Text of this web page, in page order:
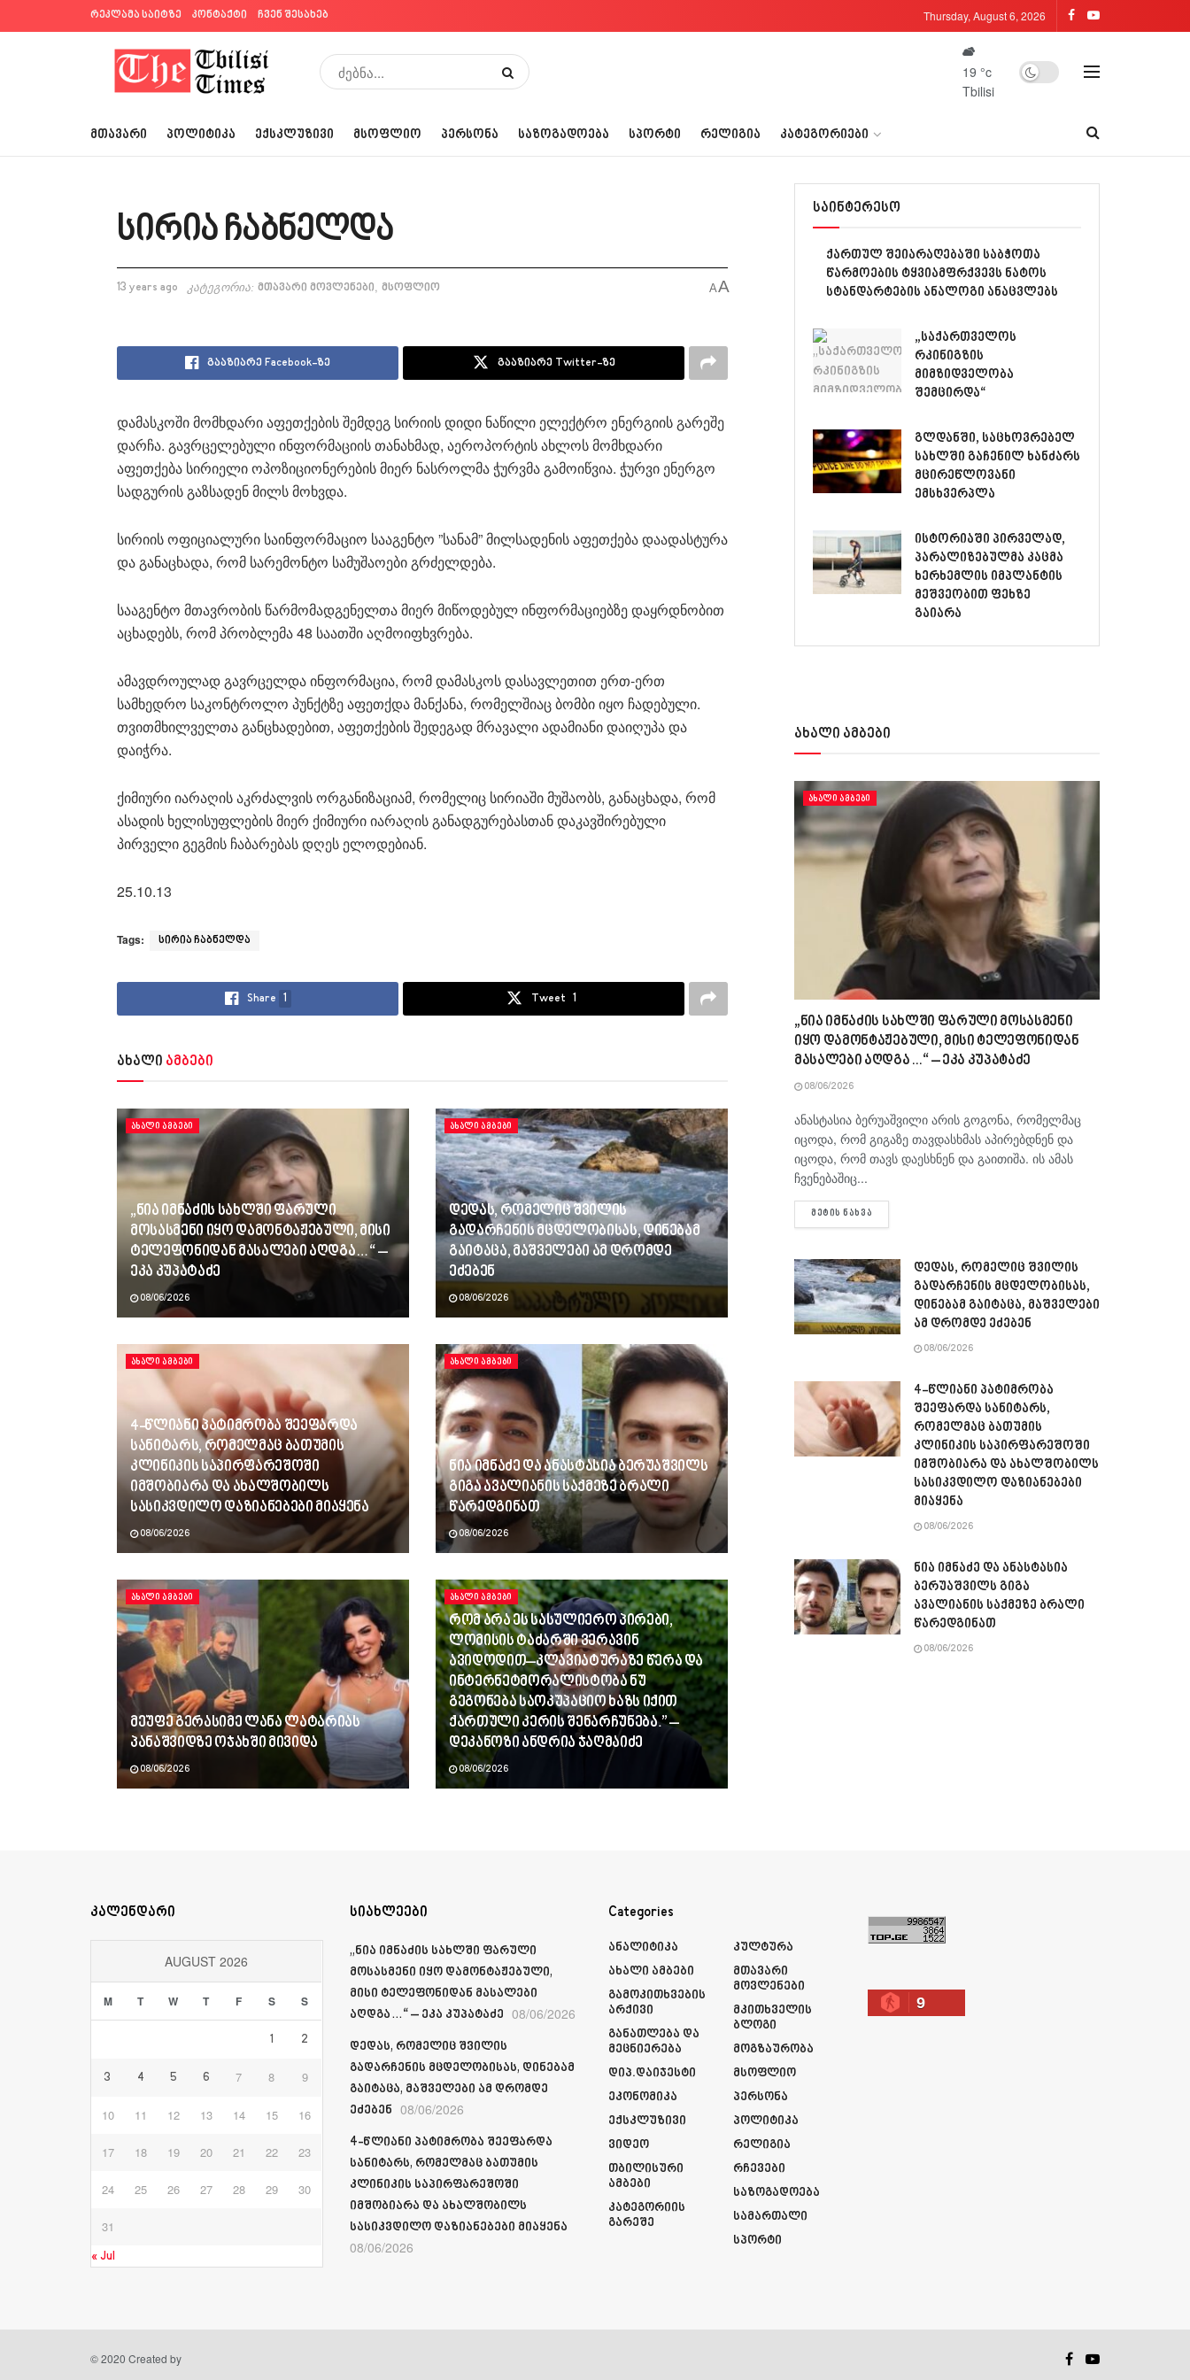
რეკლამა საიტზე კონტაქტი ჩვენ შესახებ Thursday, August 6, 2026
19 °c
Tbilisi
ᲛᲗᲐᲕᲐᲠᲘ ᲞᲝᲚᲘᲢᲘᲙᲐ ᲔᲥᲡᲙᲚᲣᲖᲘᲕᲘ ᲛᲡᲝᲤᲚᲘᲝ ᲞᲔᲠᲡᲝᲜᲐ ᲡᲐᲖᲝᲒᲐᲓᲝᲔᲑᲐ ᲡᲞᲝᲠᲢᲘ ᲠᲔᲚᲘᲒᲘᲐ ᲙᲐᲢᲔᲒᲝᲠᲘᲔᲑᲘ
სირია ჩაბნელდა
13 years ago კატეგორია: მთავარი მოვლენები, მსოფლიო AA
გააზიარე Facebook-ზე გააზიარე Twitter-ზე
დამასკოში მომხდარი აფეთქების შემდეგ სირიის დიდი ნაწილი ელექტრო ენერგიის გარეშე
დარჩა. გავრცელებული ინფორმაციის თანახმად, აეროპორტის ახლოს მომხდარი
აფეთქება სირიელი ოპოზიციონერების მიერ ნასროლმა ჭურვმა გამოიწვია. ჭურვი ენერგო
სადგურის გაზსადენ მილს მოხვდა.
სირიის ოფიციალური საინფორმაციო სააგენტო ”სანამ” მილსადენის აფეთქება დაადასტურა
და განაცხადა, რომ სარემონტო სამუშაოები გრძელდება.
სააგენტო მთავრობის წარმომადგენელთა მიერ მიწოდებულ ინფორმაციებზე დაყრდნობით
აცხადებს, რომ პრობლემა 48 საათში აღმოიფხვრება.
ამავდროულად გავრცელდა ინფორმაცია, რომ დამასკოს დასავლეთით ერთ-ერთ
სამხედრო საკონტროლო პუნქტზე აფეთქდა მანქანა, რომელშიაც ბომბი იყო ჩადებული.
თვითმხილველთა განცხადებით, აფეთქების შედეგად მრავალი ადამიანი დაიღუპა და
დაიჭრა.
ქიმიური იარაღის აკრძალვის ორგანიზაციამ, რომელიც სირიაში მუშაობს, განაცხადა, რომ
ასადის ხელისუფლების მიერ ქიმიური იარაღის განადგურებასთან დაკავშირებული
პირველი გეგმის ჩაბარებას დღეს ელოდებიან.
25.10.13
Tags: სირია ჩაბნელდა
Share 1 Tweet 1
ახალი ამბები
ᲐᲮᲐᲚᲘ ᲐᲛᲑᲔᲑᲘ
„ნია იმნაძის სახლში ფარული
მოსასმენი იყო დამონტაჟებული, მისი
ტელეფონიდან მასალები აღდგა…“ –
ეკა კუპატაძე
08/06/2026
ᲐᲮᲐᲚᲘ ᲐᲛᲑᲔᲑᲘ
დედას, რომელიც შვილის
გადარჩენის მცდელობისას, დინებამ
გაიტაცა, მაშველები ამ დრომდე
ეძებენ
08/06/2026
ᲐᲮᲐᲚᲘ ᲐᲛᲑᲔᲑᲘ
4-წლიანი პატიმრობა შეეფარდა
სანიტარს, რომელმაც ბათუმის
კლინიკის საპირფარეშოში
იმშობიარა და ახალშობილს
სასიკვდილო დაზიანებები მიაყენა
08/06/2026
ᲐᲮᲐᲚᲘ ᲐᲛᲑᲔᲑᲘ
ნია იმნაძე და ანასტასია ბერუაშვილს
გიგა ავალიანის საქმეზე ბრალი
წარედგინათ
08/06/2026
ᲐᲮᲐᲚᲘ ᲐᲛᲑᲔᲑᲘ
მეუფე გერასიმე ლანა ლატარიას
პანაშვიდზე ოჯახში მივიდა
08/06/2026
ᲐᲮᲐᲚᲘ ᲐᲛᲑᲔᲑᲘ
რომ არა ეს სასულიერო პირები,
ლომისის ტაძარში ვერავინ
ავიდოდით–კლავიატურაზე წერა და
ინტერნეტმორალისტობა ნუ
გეგონება საოკუპაციო ხაზს იქით
ქართული კერის შენარჩუნება.” –
დეკანოზი ანდრია ჯაღმაიძე
08/06/2026
საინტერესო
ქართულ შეიარაღებაში საბჭოთა
წარმოების ტყვიამფრქვევს ნატოს
სტანდარტების ანალოგი ანაცვლებს
„საქართველოს
რკინიგზის
მიმზიდველობა
შემცირდა“
გლდანში, საცხოვრებელ
სახლში გაჩენილ ხანძარს
მცირეწლოვანი
ემსხვერპლა
ისტორიაში პირველად,
პარალიზებულმა კაცმა
ხერხემლის იმპლანტის
მეშვეობით ფეხზე
გაიარა
ახალი ამბები
ᲐᲮᲐᲚᲘ ᲐᲛᲑᲔᲑᲘ
„ნია იმნაძის სახლში ფარული მოსასმენი
იყო დამონტაჟებული, მისი ტელეფონიდან
მასალები აღდგა…“ – ეკა კუპატაძე
08/06/2026
ანასტასია ბერუაშვილი არის გოგონა, რომელმაც
იცოდა, რომ გიგაზე თავდასხმას აპირებდნენ და
იცოდა, რომ თავს დაესხნენ და გაითიშა. ის ამას
ჩვენებაშიც...
ᲛᲔᲢᲘᲡ ᲜᲐᲮᲕᲐ
დედას, რომელიც შვილის
გადარჩენის მცდელობისას,
დინებამ გაიტაცა, მაშველები
ამ დრომდე ეძებენ
08/06/2026
4-წლიანი პატიმრობა
შეეფარდა სანიტარს,
რომელმაც ბათუმის
კლინიკის საპირფარეშოში
იმშობიარა და ახალშობილს
სასიკვდილო დაზიანებები
მიაყენა
08/06/2026
ნია იმნაძე და ანასტასია
ბერუაშვილს გიგა
ავალიანის საქმეზე ბრალი
წარედგინათ
08/06/2026
კალენდარი
AUGUST 2026
M T W T F S S
1 2
3 4 5 6 7 8 9
10 11 12 13 14 15 16
17 18 19 20 21 22 23
24 25 26 27 28 29 30
31
« Jul
სიახლეები
„ნია იმნაძის სახლში ფარული
მოსასმენი იყო დამონტაჟებული,
მისი ტელეფონიდან მასალები
აღდგა…“ – ეკა კუპატაძე 08/06/2026
დედას, რომელიც შვილის
გადარჩენის მცდელობისას, დინებამ
გაიტაცა, მაშველები ამ დრომდე
ეძებენ 08/06/2026
4-წლიანი პატიმრობა შეეფარდა
სანიტარს, რომელმაც ბათუმის
კლინიკის საპირფარეშოში
იმშობიარა და ახალშობილს
სასიკვდილო დაზიანებები მიაყენა
08/06/2026
Categories
Ანალიტიკა
Ახალი Ამბები
Გამოკითხვების
Არქივი
Განათლება Და
Მეცნიერება
Დიპ.დაიჯესტი
Ეკონომიკა
Ექსკლუზივი
Ვიდეო
Თბილისური
Ამბები
Კატეგორიის
Გარეშე
Კულტურა
Მთავარი
Მოვლენები
Მკითხველის
Ბლოგი
Მოგზაურობა
Მსოფლიო
Პერსონა
Პოლიტიკა
Რელიგია
Რჩევები
Საზოგადოება
Სამართალი
Სპორტი
9
© 2020 Created by